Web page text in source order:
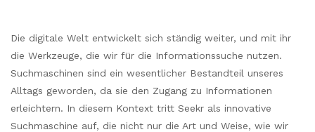
Die digitale Welt entwickelt sich ständig weiter, und mit ihr
die Werkzeuge, die wir für die Informationssuche nutzen.
Suchmaschinen sind ein wesentlicher Bestandteil unseres
Alltags geworden, da sie den Zugang zu Informationen
erleichtern. In diesem Kontext tritt Seekr als innovative
Suchmaschine auf, die nicht nur die Art und Weise, wie wir